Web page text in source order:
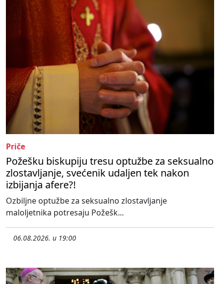
Priče
Požešku biskupiju tresu optužbe za seksualno
zlostavljanje, svećenik udaljen tek nakon
izbijanja afere?!
Ozbiljne optužbe za seksualno zlostavljanje
maloljetnika potresaju Požešk...
06.08.2026. u 19:00